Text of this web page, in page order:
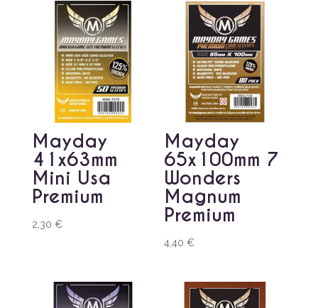
Mayday
41x63mm
Mini Usa
Premium
2,30 €
Mayday
65x100mm 7
Wonders
Magnum
Premium
4,40€